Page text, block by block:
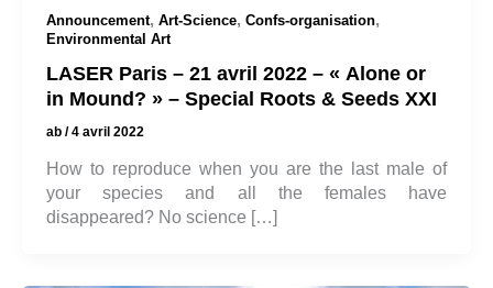
Announcement, Art-Science, Confs-organisation,
Environmental Art
LASER Paris – 21 avril 2022 – « Alone or
in Mound? » – Special Roots & Seeds XXI
ab /4 avril 2022
How to reproduce when you are the last male of
your species and all the females have
disappeared? No science […]